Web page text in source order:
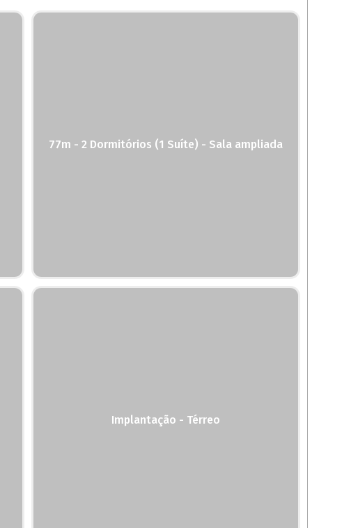
77m - 2 Dormitórios (1 Suíte) - Sala ampliada
Implantação - Térreo